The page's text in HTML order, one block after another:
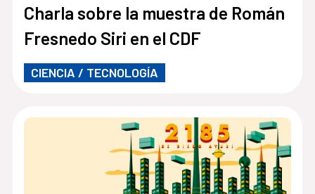
Charla sobre la muestra de Román
Fresnedo Siri en el CDF
CIENCIA / TECNOLOGÍA